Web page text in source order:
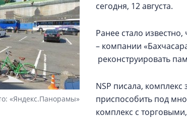
«Яндекс.Панорамы»
сегодня, 12 августа.
Ранее стало
– компании
реконструировать
NSP писала, комплекс
приспособить под
комплекс с